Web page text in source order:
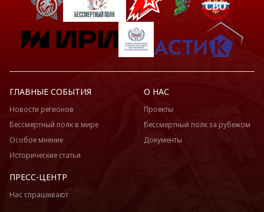
ГЛАВНЫЕ СОБЫТИЯ
Новости регионов
Бессмертный полк в мире
Особое мнение
Исторические статьи
О НАС
Проекты
Бессмертный полк за рубежом
Документы
ПРЕСС-ЦЕНТР
Нас спрашивают